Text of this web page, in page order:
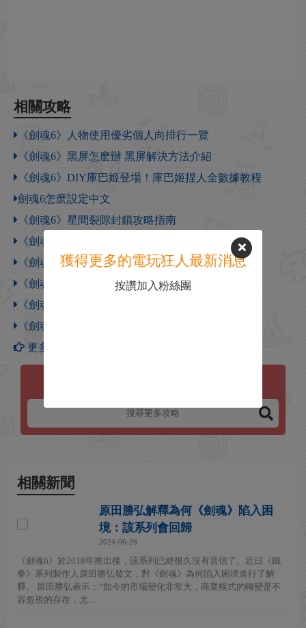
相關攻略
《劍魂6》人物使用優劣個人向排行一覽
《劍魂6》黑屏怎麽辦 黑屏解決方法介紹
《劍魂6》DIY庫巴姬登場！庫巴姬捏人全數據教程
劍魂6怎麽設定中文
《劍魂6》星間裂隙封鎖攻略指南
《劍魂6》RE逆刃系統克制關係詳解
《劍魂6》武器回血技能機制詳解
《劍魂6》武器改造技巧指南
《劍魂6》21：9分辨率設定教程
《劍魂6》Groh古羅常用基礎連招推薦
更多【劍魂6】攻略
相關新聞
原田勝弘解釋為何《劍魂》陷入困
境：該系列會回歸
2024-06-26
《劍魂6》於2018年推出後，該系列已經很久沒有音信了。近日《鐵
拳》系列製作人原田勝弘發文，對《劍魂》為何陷入困境進行了解
釋。 原田勝弘表示：“如今的市場變化非常大，商業模式的轉變是不
容忽視的存在，尤...
獲得更多的電玩狂人最新消息
按讚加入粉絲團